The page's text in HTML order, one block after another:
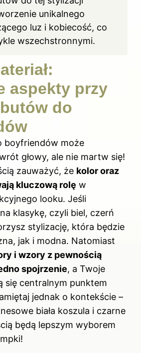
unikalnego
luz i kobiecość, co
wszechstronnymi.
aspekty przy
do
boyfriendów może
głowy, ale nie martw się!
zauważyć, że kolor oraz
kluczową rolę w
looku. Jeśli
klasykę, czyli biel, czerń
stylizację, która będzie
jak i modna. Natomiast
i wzory z pewnością
spojrzenie, a Twoje
się centralnym punktem
jednak o kontekście –
biała koszula i czarne
będą lepszym wyborem